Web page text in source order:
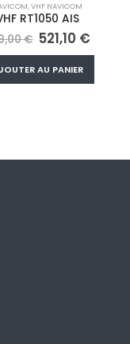
,VHF NAVICOM
RT1050 AIS
€ Le
prix
initial
était :
579,00 €.
521,10 €
AU PANIER